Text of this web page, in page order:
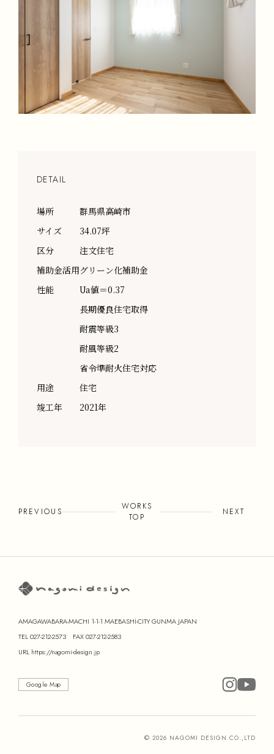
DETAIL
場所
群馬県高崎市
サイズ
34.07坪
区分
注文住宅
補助金活用グリーン化補助金
性能
Ua値＝0.37
長期優良住宅取得
耐震等級3
耐風等級2
省令準耐火住宅対応
用途
住宅
竣工年
2021年
PREVIOUS
WORKS
TOP
NEXT
AMAGAWABARA-MACHI 1-1-1 MAEBASHI-CITY GUNMA JAPAN
TEL027-212-2573 FAX 027-212-2583
URL https://nagomi-design.jp
Google Map
© 2026 NAGOMI DESIGN.CO.,LTD